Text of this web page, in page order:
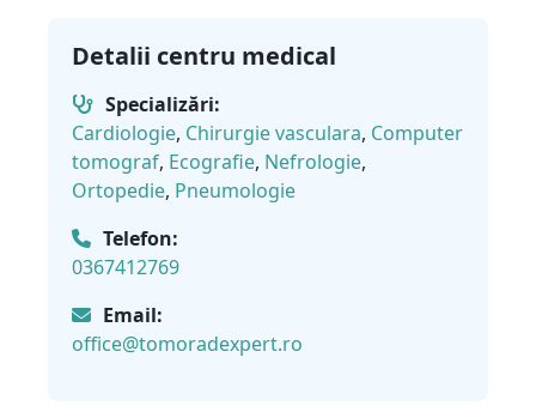
Detalii centru medical
Specializări:
Cardiologie, Chirurgie vasculara, Computer
tomograf, Ecografie, Nefrologie,
Ortopedie, Pneumologie
Telefon:
0367412769
Email:
office@tomoradexpert.ro